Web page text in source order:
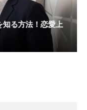
る方法！恋愛上